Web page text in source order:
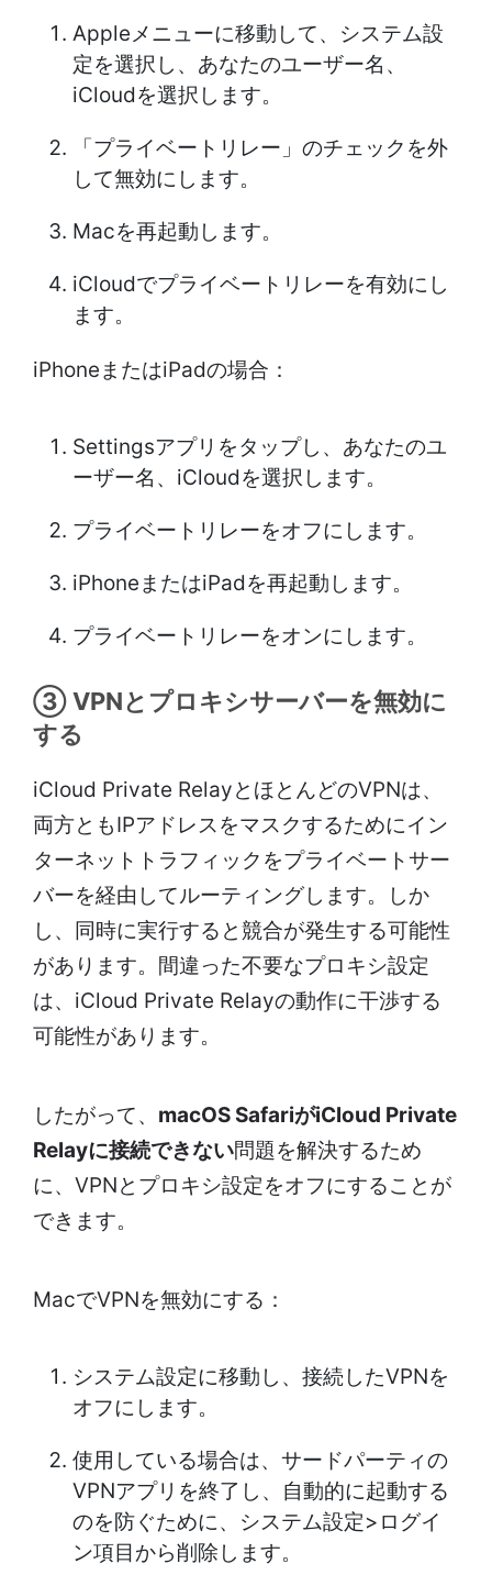
Appleメニューに移動して、システム設
定を選択し、あなたのユーザー名、
iCloudを選択します。
「プライベートリレー」のチェックを外
して無効にします。
Macを再起動します。
iCloudでプライベートリレーを有効にし
ます。
iPhoneまたはiPadの場合：
Settingsアプリをタップし、あなたのユ
ーザー名、iCloudを選択します。
プライベートリレーをオフにします。
iPhoneまたはiPadを再起動します。
プライベートリレーをオンにします。
③ VPNとプロキシサーバーを無効に
する
iCloud Private RelayとほとんどのVPNは、
両方ともIPアドレスをマスクするためにイン
ターネットトラフィックをプライベートサー
バーを経由してルーティングします。しか
し、同時に実行すると競合が発生する可能性
があります。間違った不要なプロキシ設定
は、iCloud Private Relayの動作に干渉する
可能性があります。
したがって、 macOS SafariがiCloud Private
Relayに接続できない問題を解決するため
に、VPNとプロキシ設定をオフにすることが
できます。
MacでVPNを無効にする：
システム設定に移動し、接続したVPNを
オフにします。
使用している場合は、サードパーティの
VPNアプリを終了し、自動的に起動する
のを防ぐために、システム設定>ログイ
ン項目から削除します。